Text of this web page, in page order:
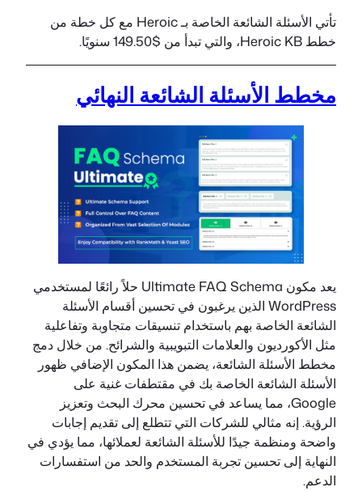
تأتي الأسئلة الشائعة الخاصة بـ Heroic مع كل خطة من
خطط Heroic KB، والتي تبدأ من $149.50 سنويًا.
مخطط الأسئلة الشائعة النهائي
يعد مكون Ultimate FAQ Schema حلاً رائعًا لمستخدمي
WordPress الذين يرغبون في تحسين أقسام الأسئلة
الشائعة الخاصة بهم باستخدام تنسيقات متجاوبة وتفاعلية
مثل الأكورديون والعلامات التبويبية والشرائح. من خلال دمج
مخطط الأسئلة الشائعة، يضمن هذا المكون الإضافي ظهور
الأسئلة الشائعة الخاصة بك في مقتطفات غنية على
Google، مما يساعد في تحسين محرك البحث وتعزيز
الرؤية. إنه مثالي للشركات التي تتطلع إلى تقديم إجابات
واضحة ومنظمة جيدًا للأسئلة الشائعة لعملائها، مما يؤدي في
النهاية إلى تحسين تجربة المستخدم والحد من استفسارات
الدعم.